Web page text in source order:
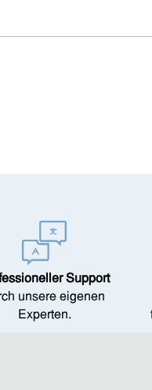
Support
unsere eigenen
Experten.